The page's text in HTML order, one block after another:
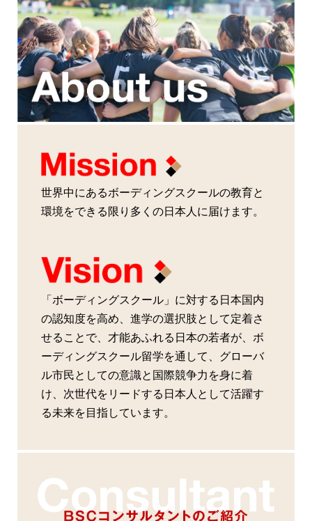
世界中にあるボーディングスクールの教育と
環境をできる限り多くの日本人に届けます。
「ボーディングスクール」に対する日本国内
の認知度を高め、進学の選択肢として定着さ
せることで、才能あふれる日本の若者が、ボ
ーディングスクール留学を通して、グローバ
ル市民としての意識と国際競争力を身に着
け、次世代をリードする日本人として活躍す
る未来を目指しています。